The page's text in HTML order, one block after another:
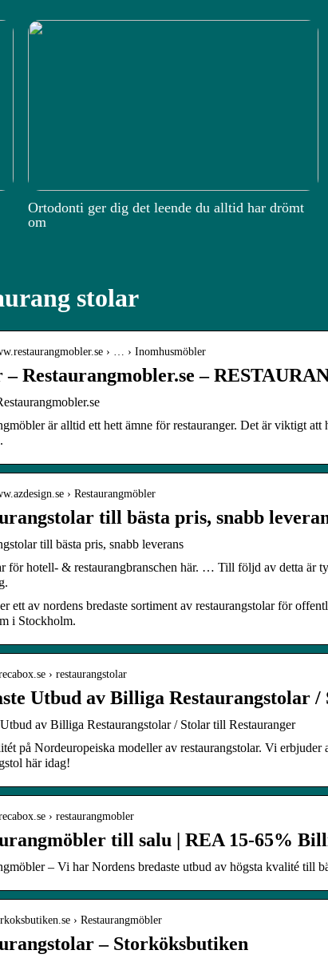
Ortodonti ger dig det leende du alltid har drömt
om
stolar
› … › Inomhusmöbler
– Restaurangmobler.se –
är alltid ett hett ämne för restauranger. Det är viktigt
› Restaurangmöbler
till bästa pris, snabb
till bästa pris, snabb leverans
för hotell- & restaurangbranschen här. … Till följd av detta är
ett av nordens bredaste sortiment av restaurangstolar för
i Stockholm.
› restaurangstolar
Utbud av Billiga Restaurangstolar
av Billiga Restaurangstolar / Stolar till Restauranger
på Nordeuropeiska modeller av restaurangstolar. Vi
här idag!
› restaurangmobler
till salu | REA 15-65%
– Vi har Nordens bredaste utbud av högsta kvalité till
› Restaurangmöbler
– Storköksbutiken